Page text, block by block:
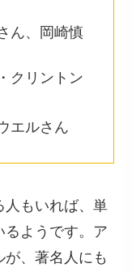
ん、岡崎慎
クリントン
エルさん
人もいれば、単
るようです。ア
、著名人にも